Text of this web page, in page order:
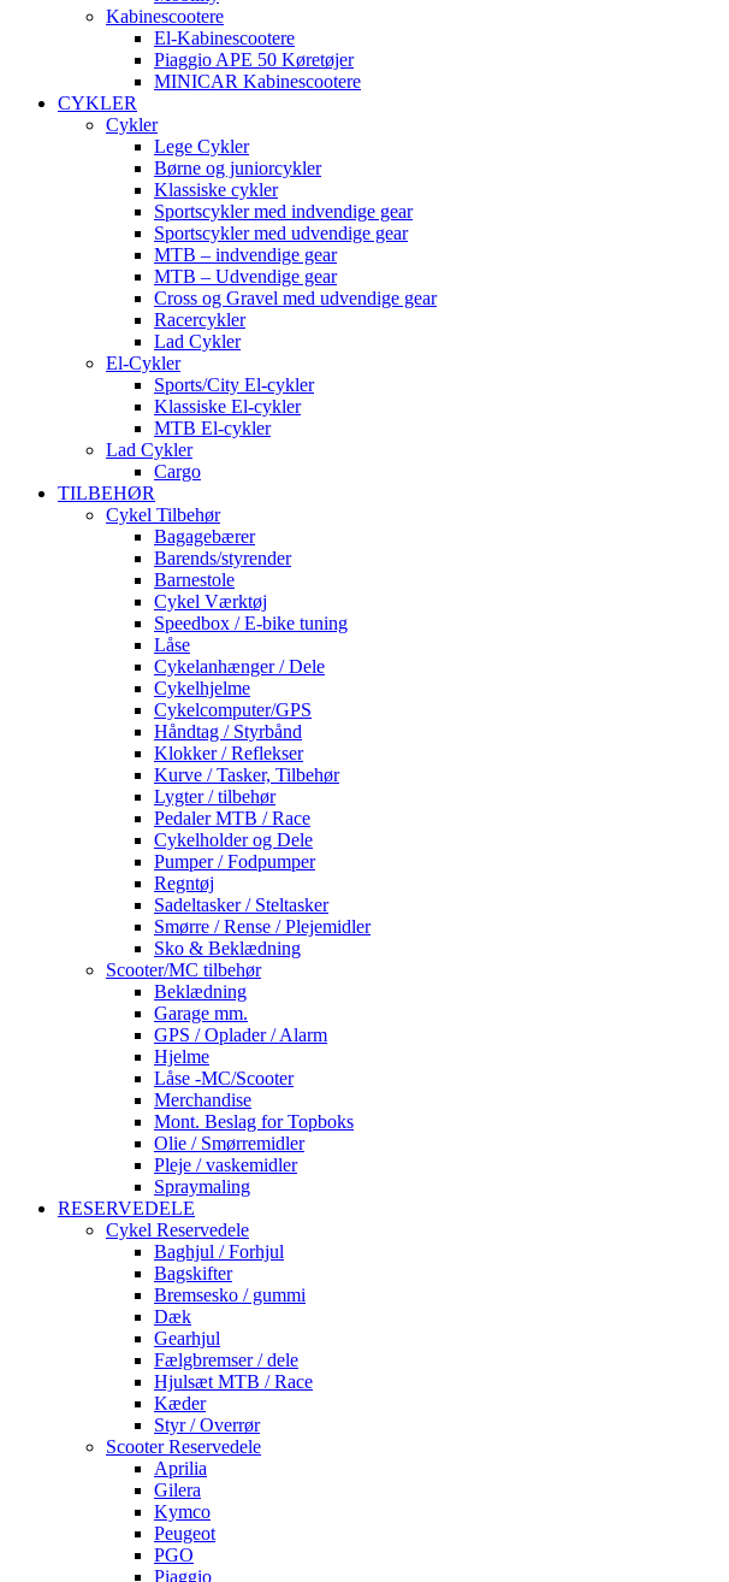
Kabinescootere
El-Kabinescootere
Piaggio APE 50 Køretøjer
MINICAR Kabinescootere
CYKLER
Cykler
Lege Cykler
Børne og juniorcykler
Klassiske cykler
Sportscykler med indvendige gear
Sportscykler med udvendige gear
MTB – indvendige gear
MTB – Udvendige gear
Cross og Gravel med udvendige gear
Racercykler
Lad Cykler
El-Cykler
Sports/City El-cykler
Klassiske El-cykler
MTB El-cykler
Lad Cykler
Cargo
TILBEHØR
Cykel Tilbehør
Bagagebærer
Barends/styrender
Barnestole
Cykel Værktøj
Speedbox / E-bike tuning
Låse
Cykelanhænger / Dele
Cykelhjelme
Cykelcomputer/GPS
Håndtag / Styrbånd
Klokker / Reflekser
Kurve / Tasker, Tilbehør
Lygter / tilbehør
Pedaler MTB / Race
Cykelholder og Dele
Pumper / Fodpumper
Regntøj
Sadeltasker / Steltasker
Smørre / Rense / Plejemidler
Sko & Beklædning
Scooter/MC tilbehør
Beklædning
Garage mm.
GPS / Oplader / Alarm
Hjelme
Låse -MC/Scooter
Merchandise
Mont. Beslag for Topboks
Olie / Smørremidler
Pleje / vaskemidler
Spraymaling
RESERVEDELE
Cykel Reservedele
Baghjul / Forhjul
Bagskifter
Bremsesko / gummi
Dæk
Gearhjul
Fælgbremser / dele
Hjulsæt MTB / Race
Kæder
Styr / Overrør
Scooter Reservedele
Aprilia
Gilera
Kymco
Peugeot
PGO
Piaggio